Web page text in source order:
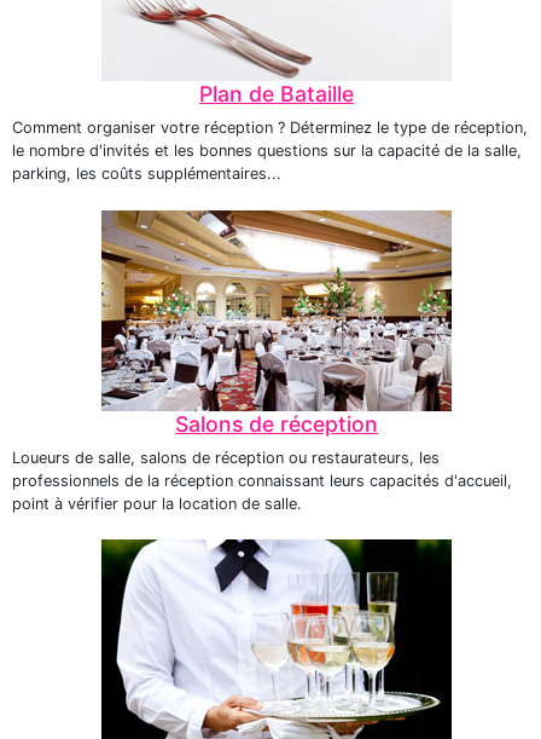
Plan de Bataille
Comment organiser votre réception ? Déterminez le type de réception,
le nombre d'invités et les bonnes questions sur la capacité de la salle,
parking, les coûts supplémentaires...
Salons de réception
Loueurs de salle, salons de réception ou restaurateurs, les
professionnels de la réception connaissant leurs capacités d'accueil,
point à vérifier pour la location de salle.